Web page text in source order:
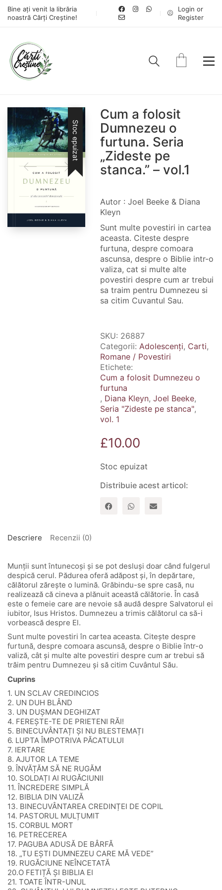
Bine ați venit la librăria
noastră Cărți Creștine!
Login or
Register
Stoc epuizat
Cum a folosit
Dumnezeu o
furtuna. Seria
„Zideste pe
stanca.” – vol.1
Autor : Joel Beeke & Diana
Kleyn
Sunt multe povestiri in cartea
aceasta. Citeste despre
furtuna, despre comoara
ascunsa, despre o Biblie intr-o
valiza, cat si multe alte
povestiri despre cum ar trebui
sa traim pentru Dumnezeu si
sa citim Cuvantul Sau.
SKU: 26887
Categorii: Adolescenți, Carti,
Romane / Povestiri
Etichete:
Cum a folosit Dumnezeu o
furtuna
, Diana Kleyn, Joel Beeke,
Seria "Zideste pe stanca",
vol. 1
£10.00
Stoc epuizat
Distribuie acest articol:
Descriere Recenzii (0)
Munții sunt întunecoși și se pot desluși doar când fulgerul
despică cerul. Pădurea oferă adăpost și, în depărtare,
călătorul zărește o lumină. Grăbindu-se spre casă, nu
realizează că cineva a plănuit această călătorie. În casă
este o femeie care are nevoie să audă despre Salvatorul ei
iubitor, Isus Hristos. Dumnezeu a trimis călătorul ca să-i
vorbească despre El.
Sunt multe povestiri în cartea aceasta. Citește despre
furtună, despre comoara ascunsă, despre o Biblie într-o
valiză, cât și multe alte povestiri despre cum ar trebui să
trăim pentru Dumnezeu și să citim Cuvântul Său.
Cuprins
1. UN SCLAV CREDINCIOS
2. UN DUH BLÂND
3. UN DUȘMAN DEGHIZAT
4. FEREȘTE-TE DE PRIETENI RĂI!
5. BINECUVÂNTAȚI ȘI NU BLESTEMAȚI
6. LUPTA ÎMPOTRIVA PĂCATULUI
7. IERTARE
8. AJUTOR LA TEME
9. ÎNVĂȚĂM SĂ NE RUGĂM
10. SOLDAȚI AI RUGĂCIUNII
11. ÎNCREDERE SIMPLĂ
12. BIBLIA DIN VALIZĂ
13. BINECUVÂNTAREA CREDINȚEI DE COPIL
14. PASTORUL MULȚUMIT
15. CORBUL MORT
16. PETRECEREA
17. PAGUBA ADUSĂ DE BÂRFĂ
18. „TU EȘTI DUMNEZEU CARE MĂ VEDE”
19. RUGĂCIUNE NEÎNCETATĂ
20.O FETIȚĂ ȘI BIBLIA EI
21. TOATE ÎNTR-UNUL